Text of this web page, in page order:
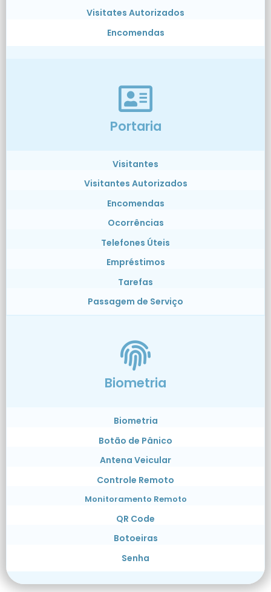
Visitates Autorizados
Encomendas
Portaria
Visitantes
Visitantes Autorizados
Encomendas
Ocorrências
Telefones Úteis
Empréstimos
Tarefas
Passagem de Serviço
Biometria
Biometria
Botão de Pânico
Antena Veicular
Controle Remoto
Monitoramento Remoto
QR Code
Botoeiras
Senha